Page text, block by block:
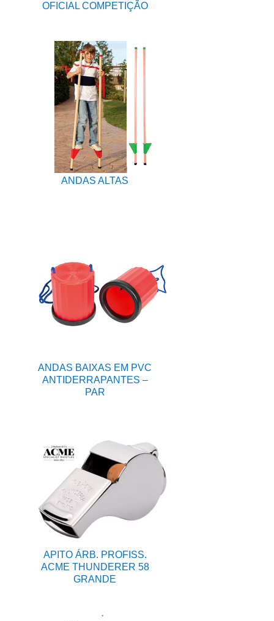
OFICIAL COMPETIÇÃO
ANDAS ALTAS
ANDAS BAIXAS EM PVC
ANTIDERRAPANTES –
PAR
APITO ÁRB. PROFISS.
ACME THUNDERER 58
GRANDE